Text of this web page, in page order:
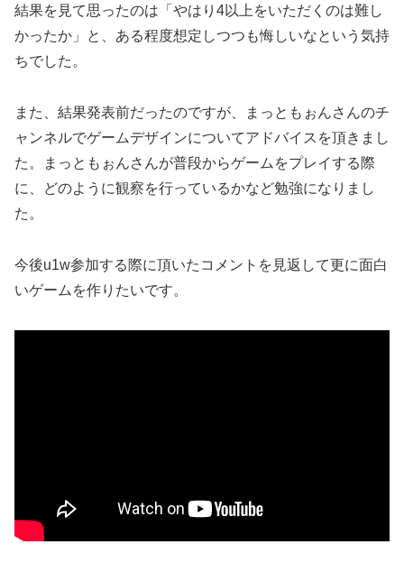
結果を見て思ったのは「やはり4以上をいただくのは難し
かったか」と、ある程度想定しつつも悔しいなという気持
ちでした。
また、結果発表前だったのですが、まっともぉんさんのチ
ャンネルでゲームデザインについてアドバイスを頂きまし
た。まっともぉんさんが普段からゲームをプレイする際
に、どのように観察を行っているかなど勉強になりまし
た。
今後u1w参加する際に頂いたコメントを見返して更に面白
いゲームを作りたいです。